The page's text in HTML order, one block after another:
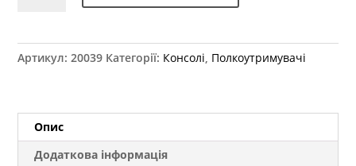
накладкою
Артикул:20039 Категорії: Консолі, Полкоутримувачі
Опис
Додаткова інформація